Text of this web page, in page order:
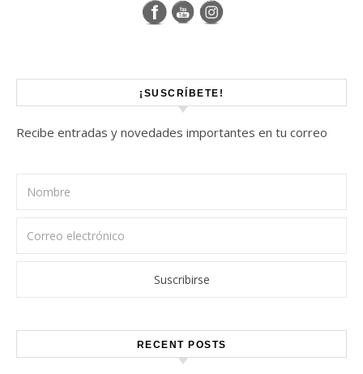
¡SUSCRÍBETE!
Recibe entradas y novedades importantes en tu correo
RECENT POSTS